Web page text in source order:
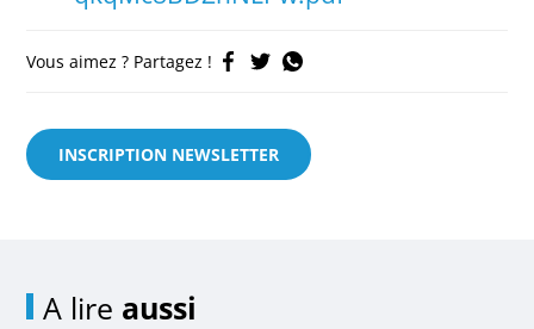
Vous aimez ? Partagez !
INSCRIPTION NEWSLETTER
A lire aussi